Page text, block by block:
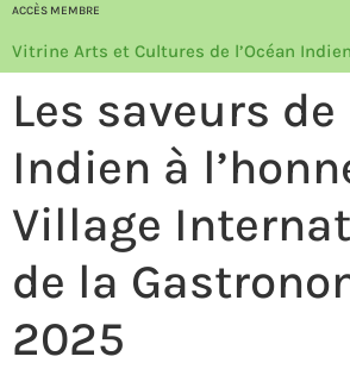
ACCÈS MEMBRE
Vitrine Arts et Cultures de l’Océan Indien
Les saveurs de
Indien à
Village
de la
2025